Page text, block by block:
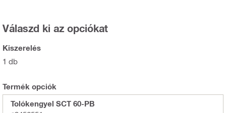
Válaszd ki az opciókat
Kiszerelés
1 db
Termék opciók
Tolókengyel SCT 60-PB